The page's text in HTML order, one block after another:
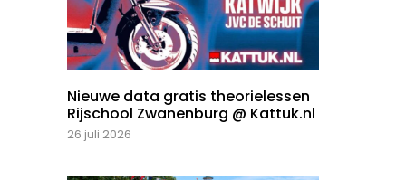
Nieuwe data gratis theorielessen
Rijschool Zwanenburg @ Kattuk.nl
26 juli 2026